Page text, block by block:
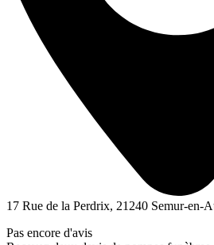
17 Rue de la Perdrix, 21240 Semur-en-
Pas encore d'avis